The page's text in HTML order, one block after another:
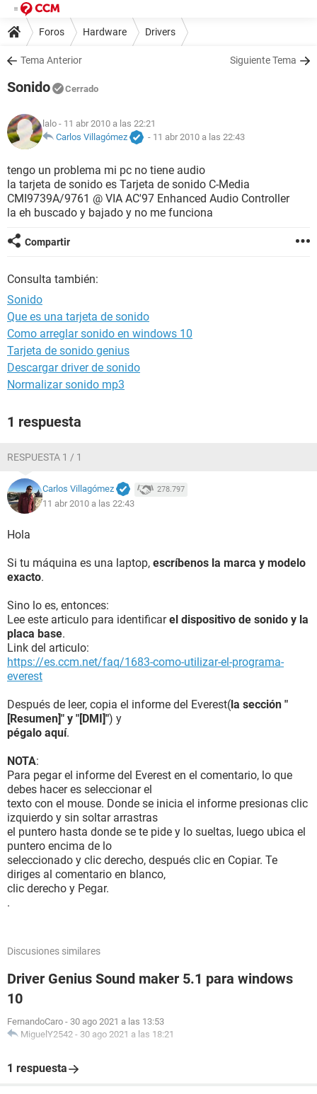
Foros Hardware Drivers
Tema Anterior Siguiente Tema
Sonido Cerrado
lalo - 11 abr 2010 a las 22:21
Carlos Villagómez
- 11 abr 2010 a las 22:43
tengo un problema mi pc no tiene audio
la tarjeta de sonido es Tarjeta de sonido C-Media
CMI9739A/9761 @ VIA AC'97 Enhanced Audio Controller
la eh buscado y bajado y no me funciona
Compartir
Consulta también:
Sonido
Que es una tarjeta de sonido
Como arreglar sonido en windows 10
Tarjeta de sonido genius
Descargar driver de sonido
Normalizar sonido mp3
1 respuesta
RESPUESTA 1 / 1
Carlos Villagómez 278.797
11 abr 2010 a las 22:43
Hola
Si tu máquina es una laptop, escríbenos la marca y modelo
exacto.
Sino lo es, entonces:
Lee este articulo para identificarel dispositivo de sonido y la
placa base.
Link del articulo:
https://es.ccm.net/faq/1683-como-utilizar-el-programa-
everest
Después de leer, copia el informe del Everest(la sección "
[Resumen]" y "[DMI]") y
pégalo aquí.
NOTA:
Para pegar el informe del Everest en el comentario, lo que
debes hacer es seleccionar el
texto con el mouse. Donde se inicia el informe presionas clic
izquierdo y sin soltar arrastras
el puntero hasta donde se te pide y lo sueltas, luego ubica el
puntero encima de lo
seleccionado y clic derecho, después clic en Copiar. Te
diriges al comentario en blanco,
clic derecho y Pegar.
.
Discusiones similares
Driver Genius Sound maker 5.1 para windows
10
FernandoCaro - 30 ago 2021 a las 13:53
MiguelY2542 - 30 ago 2021 a las 18:21
1 respuesta